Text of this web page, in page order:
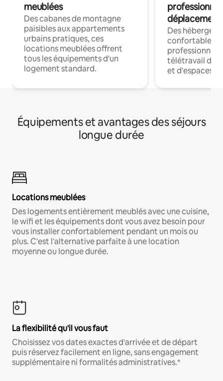
meublées
Des cabanes de montagne
paisibles aux appartements
urbains pratiques, ces
locations meublées offrent
tous les équipements d'un
logement standard.
déplacement
Des
confortables
professionnels
télétravail
et d'espaces
Équipements et avantages des séjours
longue durée
Locations meublées
Des logements entièrement meublés avec une cuisine,
le wifi et les équipements dont vous avez besoin pour
vous installer confortablement pendant un mois ou
plus. C'est l'alternative parfaite à une location
moyenne ou longue durée.
La flexibilité qu'il vous faut
Choisissez vos dates exactes d'arrivée et de départ
puis réservez facilement en ligne, sans engagement
supplémentaire ni formalités administratives.*